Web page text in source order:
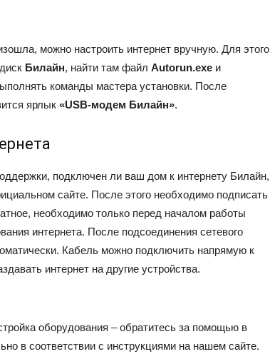
можно настроить интернет вручную. Для этого
Билайн, найти там файл Autorun.exe и
команды мастера установки. После
ярлык «USB-модем Билайн».
подключен ли ваш дом к интернету Билайн,
сайте. После этого необходимо подписать
необходимо только перед началом работы
интернета. После подсоединения сетевого
Кабель можно подключить напрямую к
интернет на другие устройства.
оборудования – обратитесь за помощью в
в соответствии с инструкциями на нашем сайте.